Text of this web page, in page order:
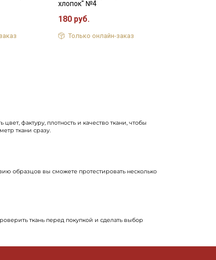
хлопок" №4
180 руб.
Только онлайн-заказ
фактуру, плотность и качество ткани, чтобы
ткани сразу.
образцов вы сможете протестировать несколько
ткань перед покупкой и сделать выбор